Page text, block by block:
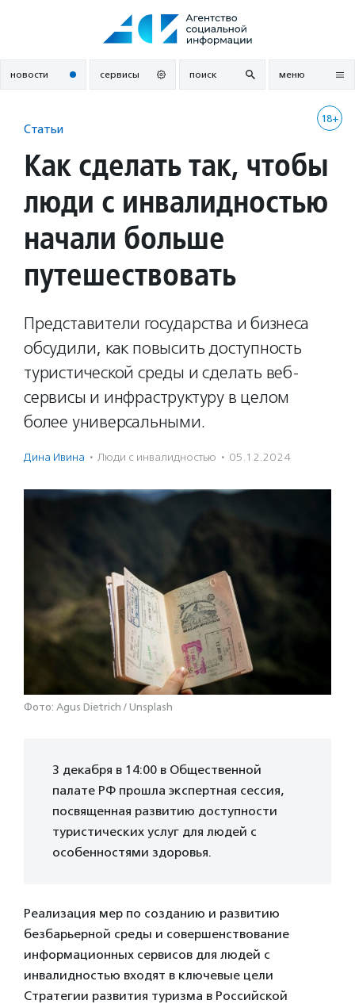
новости сервисы поиск меню
18+
Статьи
Как сделать так, чтобы
люди с инвалидностью
начали больше
путешествовать
Представители государства и бизнеса
обсудили, как повысить доступность
туристической среды и сделать веб-
сервисы и инфраструктуру в целом
более универсальными.
Дина Ивина · Люди с инвалидностью · 05.12.2024
Фото: Agus Dietrich / Unsplash
3 декабря в 14:00 в Общественной
палате РФ прошла экспертная сессия,
посвященная развитию доступности
туристических услуг для людей с
особенностями здоровья.
Реализация мер по созданию и развитию
безбарьерной среды и совершенствование
информационных сервисов для людей с
инвалидностью входят в ключевые цели
Стратегии развития туризма в Российской